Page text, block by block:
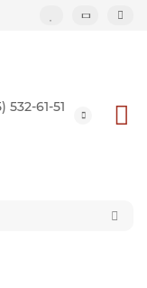
532-61-51